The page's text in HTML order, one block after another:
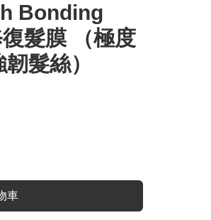
Bonding
髮膜 （極度
髮絲）
車